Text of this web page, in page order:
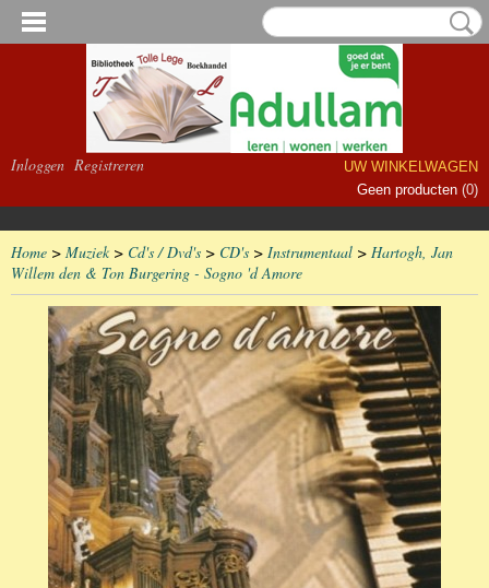
Inloggen Registreren
UW WINKELWAGEN
Geen producten (0)
Home > Muziek> Cd's / Dvd's > CD's > Instrumentaal > Hartogh, Jan
Willem den & Ton Burgering - Sogno 'd Amore